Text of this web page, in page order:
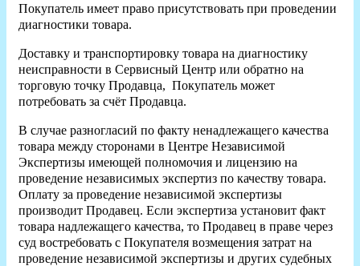
Покупатель имеет право присутствовать при проведении
диагностики товара.
Доставку и транспортировку товара на диагностику
неисправности в Сервисный Центр или обратно на
торговую точку Продавца, Покупатель может
потребовать за счёт Продавца.
В случае разногласий по факту ненадлежащего качества
товара между сторонами в Центре Независимой
Экспертизы имеющей полномочия и лицензию на
проведение независимых экспертиз по качеству товара.
Оплату за проведение независимой экспертизы
производит Продавец. Если экспертиза установит факт
товара надлежащего качества, то Продавец в праве через
суд востребовать с Покупателя возмещения затрат на
проведение независимой экспертизы и других судебных